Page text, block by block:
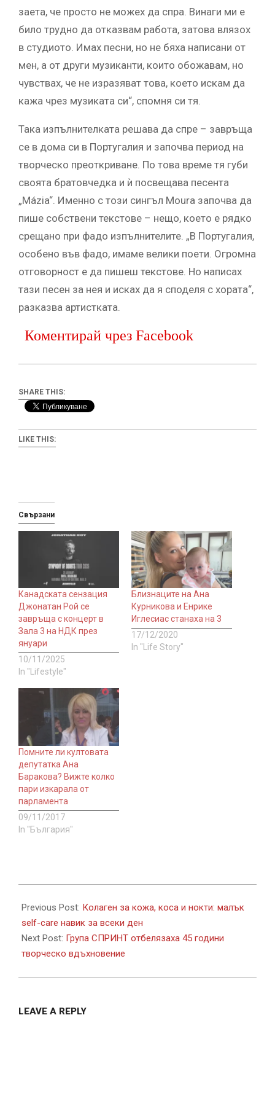
заета, че просто не можех да спра. Винаги ми е
било трудно да отказвам работа, затова влязох
в студиото. Имах песни, но не бяха написани от
мен, а от други музиканти, които обожавам, но
чувствах, че не изразяват това, което искам да
кажа чрез музиката си“, спомня си тя.
Така изпълнителката решава да спре – завръща
се в дома си в Португалия и започва период на
творческо преоткриване. По това време тя губи
своята братовчедка и ѝ посвещава песента
„Mázia“. Именно с този сингъл Moura започва да
пише собствени текстове – нещо, което е рядко
срещано при фадо изпълнителите. „В Португалия,
особено във фадо, имаме велики поети. Огромна
отговорност е да пишеш текстове. Но написах
тази песен за нея и исках да я споделя с хората“,
разказва артистката.
Коментирай чрез Facebook
SHARE THIS:
LIKE THIS:
Свързани
Канадската сензация
Джонатан Рой се
завръща с концерт в
Зала 3 на НДК през
януари
10/11/2025
In "Lifestyle"
Близнаците на Ана
Курникова и Енрике
Иглесиас станаха на 3
17/12/2020
In "Life Story"
Помните ли култовата
депутатка Ана
Баракова? Вижте колко
пари изкарала от
парламента
09/11/2017
In "България"
06-
25
Previous Post: Колаген за кожа, коса и нокти: малък
self-care навик за всеки ден
Next Post: Група СПРИНТ отбелязаха 45 години
творческо вдъхновение
LEAVE A REPLY